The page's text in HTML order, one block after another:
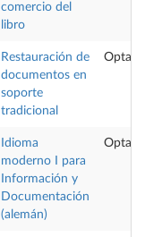
comercio del
libro
Restauración de
documentos en
soporte
tradicional
Idioma
moderno I para
Información y
Documentación
(alemán)